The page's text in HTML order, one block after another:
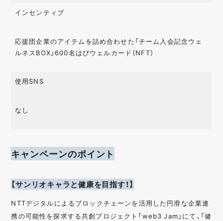
インセンティブ
応援団企業のアイテムを詰め合わせた「チーム入会記念ウェ
ルネスBOX」600名はぴウェルカード（NFT）
使用SNS
なし
キャンペーンのポイント
【サンリオキャラと健康を目指す！】
NTTデジタルによるブロックチェーンを活用した円滑な企業連
携の可能性を探求する共創プロジェクト「web3 Jam」にて、「健